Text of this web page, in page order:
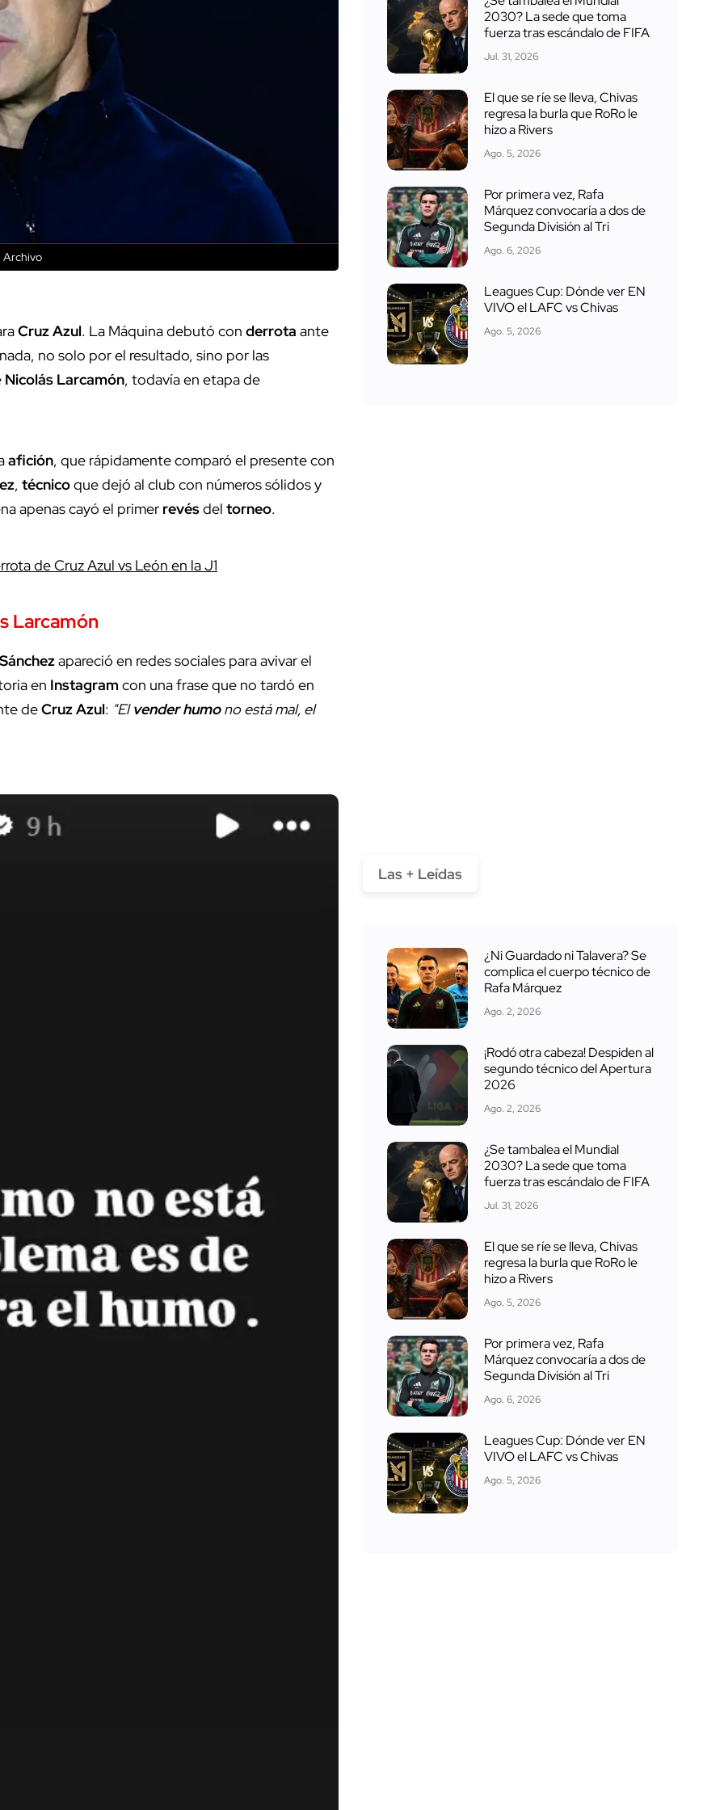
Cruz Azul. La Máquina debutó con derrota ante
no solo por el resultado, sino por las
Nicolás Larcamón, todavía en etapa de
afición, que rápidamente comparó el presente con
, técnicoque dejó al club con números sólidos y
apenas cayó el primer revésdel torneo.
de Cruz Azul vs León en la J1
Larcamón
apareció en redes sociales para avivar el
en Instagram con una frase que no tardó en
deCruz Azul: "Elvender humono está mal, el
2030? La sede que toma
fuerza tras escándalo de FIFA
Jul. 31, 2026
El que se ríe se lleva, Chivas
regresa la burla que RoRo le
hizo a Rivers
Ago. 5, 2026
Por primera vez, Rafa
Márquez convocaría a dos de
Segunda División al Tri
Ago. 6, 2026
Leagues Cup: Dónde ver EN
VIVO el LAFC vs Chivas
Ago. 5, 2026
Las + Leídas
¿Ni Guardado ni Talavera? Se
complica el cuerpo técnico de
Rafa Márquez
Ago. 2, 2026
¡Rodó otra cabeza! Despiden al
segundo técnico del Apertura
2026
Ago. 2, 2026
¿Se tambalea el Mundial
2030? La sede que toma
fuerza tras escándalo de FIFA
Jul. 31, 2026
El que se ríe se lleva, Chivas
regresa la burla que RoRo le
hizo a Rivers
Ago. 5, 2026
Por primera vez, Rafa
Márquez convocaría a dos de
Segunda División al Tri
Ago. 6, 2026
Leagues Cup: Dónde ver EN
VIVO el LAFC vs Chivas
Ago. 5, 2026